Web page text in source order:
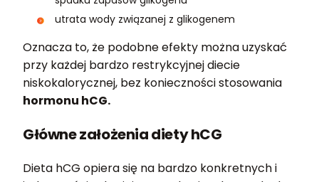
utrata wody związanej z glikogenem
Oznacza to, że podobne efekty można uzyskać
przy każdej bardzo restrykcyjnej diecie
niskokalorycznej, bez konieczności stosowania
hormonu hCG.
Główne założenia diety hCG
Dieta hCG opiera się na bardzo konkretnych i